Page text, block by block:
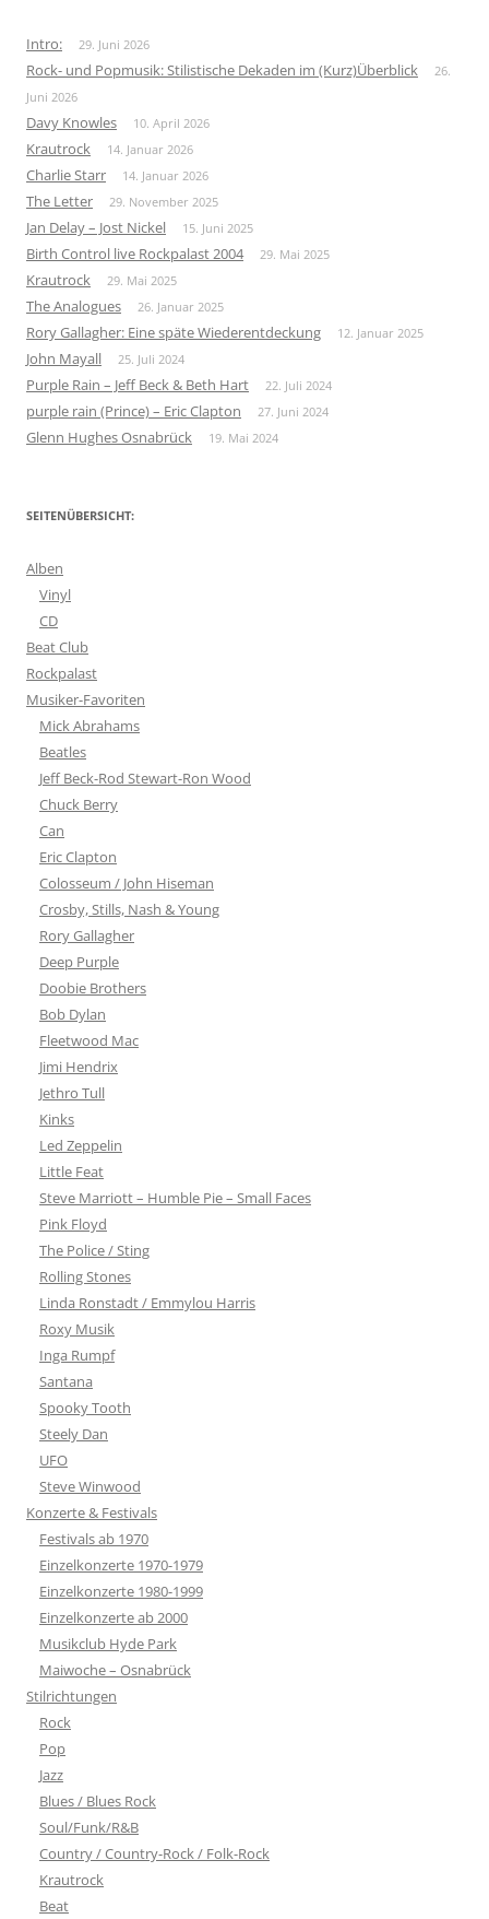
Intro: 29. Juni 2026
Rock- und Popmusik: Stilistische Dekaden im (Kurz)Überblick
26.
Juni 2026
Davy Knowles 10. April 2026
Krautrock 14. Januar 2026
Charlie Starr 14. Januar 2026
The Letter 29. November 2025
Jan Delay – Jost Nickel 15. Juni 2025
Birth Control live Rockpalast 2004 29. Mai 2025
Krautrock 29. Mai 2025
The Analogues 26. Januar 2025
Rory Gallagher: Eine späte Wiederentdeckung 12. Januar 2025
John Mayall 25. Juli 2024
Purple Rain – Jeff Beck & Beth Hart 22. Juli 2024
purple rain (Prince) – Eric Clapton 27. Juni 2024
Glenn Hughes Osnabrück 19. Mai 2024
SEITENÜBERSICHT:
Alben
Vinyl
CD
Beat Club
Rockpalast
Musiker-Favoriten
Mick Abrahams
Beatles
Jeff Beck-Rod Stewart-Ron Wood
Chuck Berry
Can
Eric Clapton
Colosseum / John Hiseman
Crosby, Stills, Nash & Young
Rory Gallagher
Deep Purple
Doobie Brothers
Bob Dylan
Fleetwood Mac
Jimi Hendrix
Jethro Tull
Kinks
Led Zeppelin
Little Feat
Steve Marriott – Humble Pie – Small Faces
Pink Floyd
The Police / Sting
Rolling Stones
Linda Ronstadt / Emmylou Harris
Roxy Musik
Inga Rumpf
Santana
Spooky Tooth
Steely Dan
UFO
Steve Winwood
Konzerte & Festivals
Festivals ab 1970
Einzelkonzerte 1970-1979
Einzelkonzerte 1980-1999
Einzelkonzerte ab 2000
Musikclub Hyde Park
Maiwoche – Osnabrück
Stilrichtungen
Rock
Pop
Jazz
Blues / Blues Rock
Soul/Funk/R&B
Country / Country-Rock / Folk-Rock
Krautrock
Beat